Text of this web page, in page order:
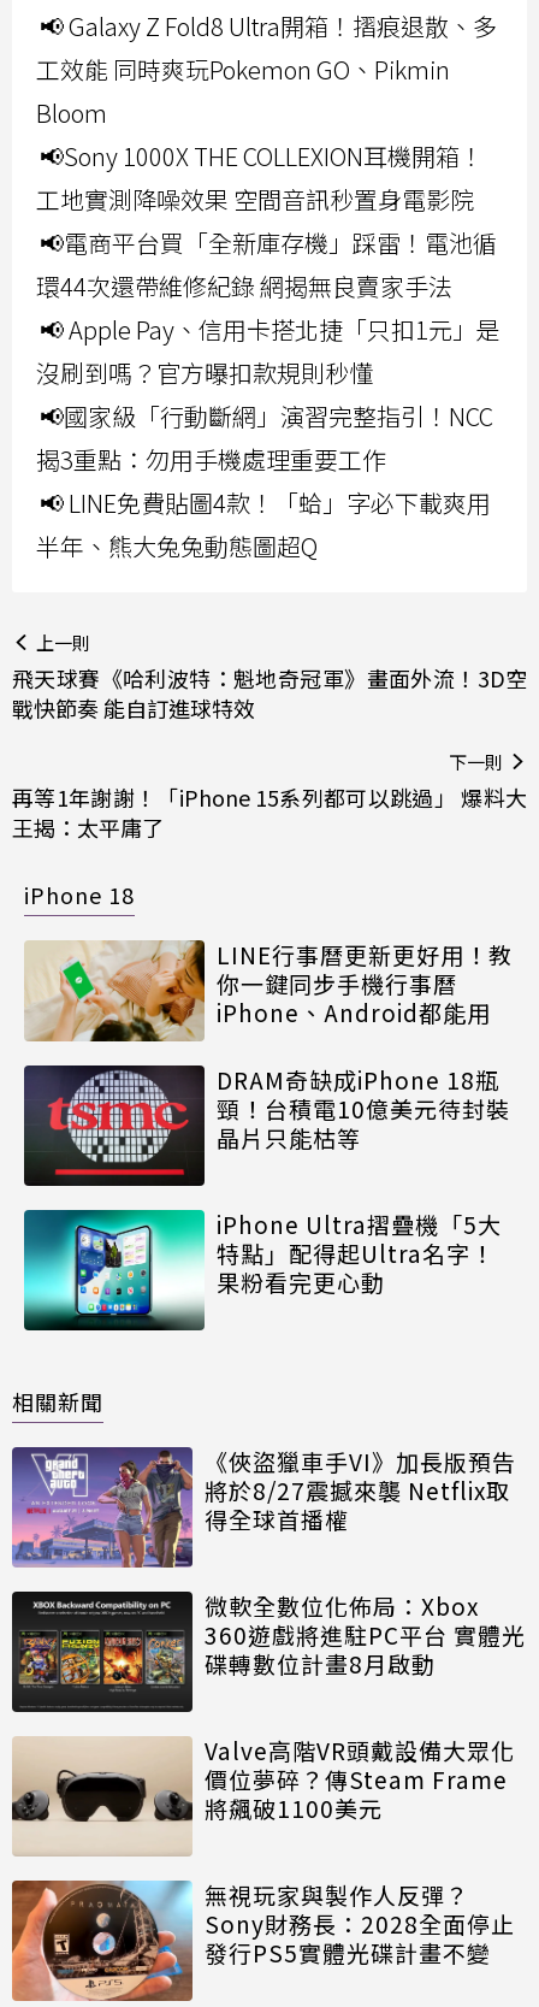
📢 Galaxy Z Fold8 Ultra開箱！摺痕退散、多
工效能 同時爽玩Pokemon GO、Pikmin
Bloom
📢Sony 1000X THE COLLEXION耳機開箱！
工地實測降噪效果 空間音訊秒置身電影院
📢電商平台買「全新庫存機」踩雷！電池循
環44次還帶維修紀錄 網揭無良賣家手法
📢 Apple Pay、信用卡搭北捷「只扣1元」是
沒刷到嗎？官方曝扣款規則秒懂
📢國家級「行動斷網」演習完整指引！NCC
揭3重點：勿用手機處理重要工作
📢 LINE免費貼圖4款！「蛤」字必下載爽用
半年、熊大兔兔動態圖超Q
上一則
飛天球賽《哈利波特：魁地奇冠軍》畫面外流！3D空
戰快節奏 能自訂進球特效
下一則
再等1年謝謝！「iPhone 15系列都可以跳過」 爆料大
王揭：太平庸了
iPhone 18
LINE行事曆更新更好用！教
你一鍵同步手機行事曆
iPhone、Android都能用
DRAM奇缺成iPhone 18瓶
頸！台積電10億美元待封裝
晶片只能枯等
iPhone Ultra摺疊機「5大
特點」配得起Ultra名字！
果粉看完更心動
相關新聞
《俠盜獵車手VI》加長版預告
將於8/27震撼來襲 Netflix取
得全球首播權
微軟全數位化佈局：Xbox
360遊戲將進駐PC平台 實體光
碟轉數位計畫8月啟動
Valve高階VR頭戴設備大眾化
價位夢碎？傳Steam Frame
將飆破1100美元
無視玩家與製作人反彈？
Sony財務長：2028全面停止
發行PS5實體光碟計畫不變